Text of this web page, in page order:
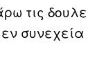
τις